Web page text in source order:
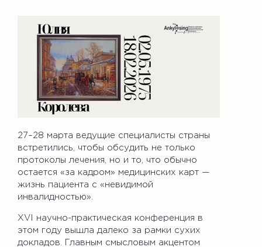
27–28 марта ведущие специалисты страны
встретились, чтобы обсудить не только
протоколы лечения, но и то, что обычно
остается «за кадром» медицинских карт —
жизнь пациента с «невидимой
инвалидностью».
XVI научно-практическая конференция в
этом году вышла далеко за рамки сухих
докладов. Главным смысловым акцентом